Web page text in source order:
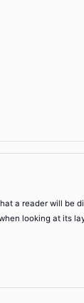
a reader will be
looking at its